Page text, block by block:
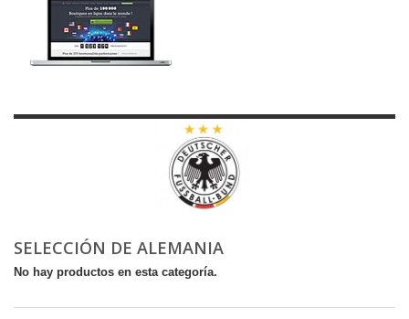
SELECCIÓN DE ALEMANIA
No hay productos en esta categoría.